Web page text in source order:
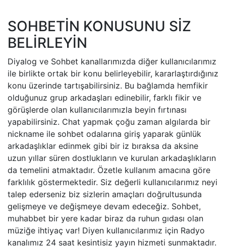
SOHBETİN KONUSUNU SİZ
BELİRLEYİN
Diyalog ve Sohbet kanallarımızda diğer kullanıcılarımız
ile birlikte ortak bir konu belirleyebilir, kararlaştırdığınız
konu üzerinde tartışabilirsiniz. Bu bağlamda hemfikir
olduğunuz grup arkadaşları edinebilir, farklı fikir ve
görüşlerde olan kullanıcılarımızla beyin fırtınası
yapabilirsiniz. Chat yapmak çoğu zaman algılarda bir
nickname ile sohbet odalarına giriş yaparak günlük
arkadaşlıklar edinmek gibi bir iz bıraksa da aksine
uzun yıllar süren dostlukların ve kurulan arkadaşlıkların
da temelini atmaktadır. Özetle kullanım amacına göre
farklılık göstermektedir. Siz değerli kullanıcılarımız neyi
talep ederseniz biz sizlerin amaçları doğrultusunda
gelişmeye ve değişmeye devam edeceğiz. Sohbet,
muhabbet bir yere kadar biraz da ruhun gıdası olan
müziğe ihtiyaç var! Diyen kullanıcılarımız için Radyo
kanalımız 24 saat kesintisiz yayın hizmeti sunmaktadır.